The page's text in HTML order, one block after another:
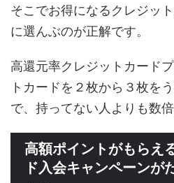
そこでお得になるクレジッ
に選んぶのが正解です。
高還元率クレジットカード
トカードを２枚から３枚を
で、持ってない人よりも数
高額ポイントがもらえ
ド入会キャンペーンが